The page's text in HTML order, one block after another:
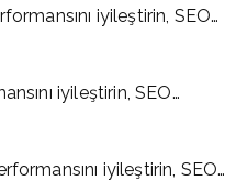
iyileştirin, SEO…
iyileştirin, SEO…
iyileştirin, SEO…